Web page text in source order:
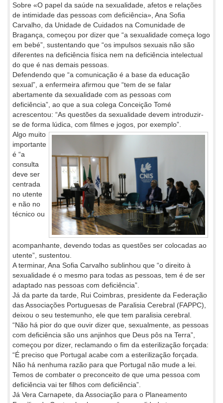
Sobre «O papel da saúde na sexualidade, afetos e relações
de intimidade das pessoas com deficiência», Ana Sofia
Carvalho, da Unidade de Cuidados na Comunidade de
Bragança, começou por dizer que “a sexualidade começa logo
em bebé”, sustentando que “os impulsos sexuais não são
diferentes na deficiência física nem na deficiência intelectual
do que é nas demais pessoas.
Defendendo que “a comunicação é a base da educação
sexual”, a enfermeira afirmou que “tem de se falar
abertamente da sexualidade com as pessoas com
deficiência”, ao que a sua colega Conceição Tomé
acrescentou: “As questões da sexualidade devem introduzir-
se de forma lúdica, com filmes e jogos, por exemplo”.
Algo muito
importante
é “a
consulta
deve ser
centrada
no utente
e não no
técnico ou
acompanhante, devendo todas as questões ser colocadas ao
utente”, sustentou.
A terminar, Ana Sofia Carvalho sublinhou que “o direito à
sexualidade é o mesmo para todas as pessoas, tem é de ser
adaptado nas pessoas com deficiência”.
Já da parte da tarde, Rui Coimbras, presidente da Federação
das Associações Portuguesas de Paralisia Cerebral (FAPPC),
deixou o seu testemunho, ele que tem paralisia cerebral.
“Não há pior do que ouvir dizer que, sexualmente, as pessoas
com deficiência são uns anjinhos que Deus pôs na Terra”,
começou por dizer, reclamando o fim da esterilização forçada:
“É preciso que Portugal acabe com a esterilização forçada.
Não há nenhuma razão para que Portugal não mude a lei.
Temos de combater o preconceito de que uma pessoa com
deficiência vai ter filhos com deficiência”.
Já Vera Carnapete, da Associação para o Planeamento